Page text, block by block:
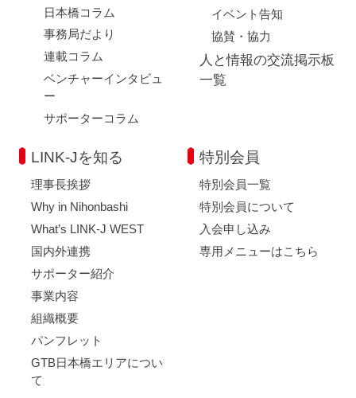
日本橋コラム
事務局だより
連載コラム
ベンチャーインタビュ
ー
サポーターコラム
イベント告知
協賛・協力
人と情報の交流掲示板
一覧
LINK-Jを知る
理事長挨拶
Why in Nihonbashi
What’s LINK-J WEST
国内外連携
サポーター紹介
事業内容
組織概要
パンフレット
GTB日本橋エリアについ
て
特別会員
特別会員一覧
特別会員について
入会申し込み
専用メニューはこちら